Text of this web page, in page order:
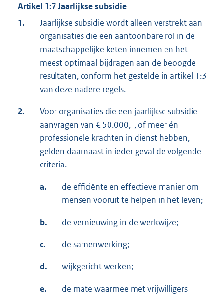
Artikel 1:7 Jaarlijkse subsidie
1.
Jaarlijkse subsidie wordt alleen verstrekt aan
organisaties die een aantoonbare rol in de
maatschappelijke keten innemen en het
meest optimaal bijdragen aan de beoogde
resultaten, conform het gestelde in artikel 1:3
van deze nadere regels.
2.
Voor organisaties die een jaarlijkse subsidie
aanvragen van € 50.000,-, of meer én
professionele krachten in dienst hebben,
gelden daarnaast in ieder geval de volgende
criteria:
a.
de efficiënte en effectieve manier om
mensen vooruit te helpen in het leven;
b. de vernieuwing in de werkwijze;
c. de samenwerking;
d. wijkgericht werken;
e. de mate waarmee met vrijwilligers